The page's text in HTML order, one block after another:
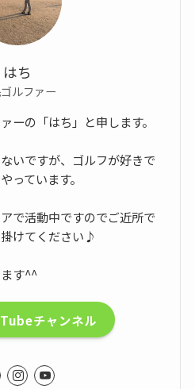
はち
ルファー
ーの「はち」と申します。
いですが、ゴルフが好きで
っています。
で活動中ですのでご近所で
けてください♪
す^^
チャンネル